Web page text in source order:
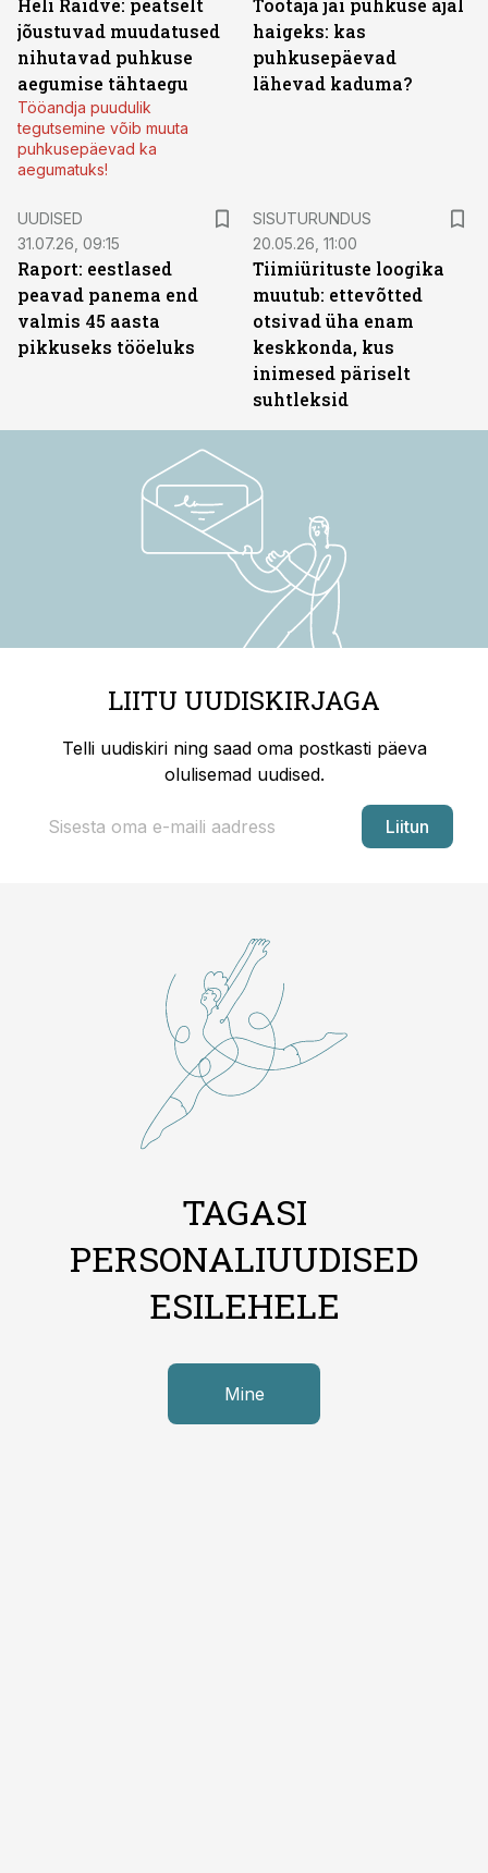
Heli Raidve: peatselt
jõustuvad muudatused
nihutavad puhkuse
aegumise tähtaegu
Tööandja puudulik
tegutsemine võib muuta
puhkusepäevad ka
aegumatuks!
Töötaja jäi puhkuse ajal
haigeks: kas
puhkusepäevad
lähevad kaduma?
UUDISED
31.07.26, 09:15
Raport: eestlased
peavad panema end
valmis 45 aasta
pikkuseks tööeluks
SISUTURUNDUS
20.05.26, 11:00
Tiimiürituste loogika
muutub: ettevõtted
otsivad üha enam
keskkonda, kus
inimesed päriselt
suhtleksid
LIITU UUDISKIRJAGA
Telli uudiskiri ning saad oma postkasti päeva
olulisemad uudised.
Liitun
TAGASI
PERSONALIUUDISED
ESILEHELE
Mine